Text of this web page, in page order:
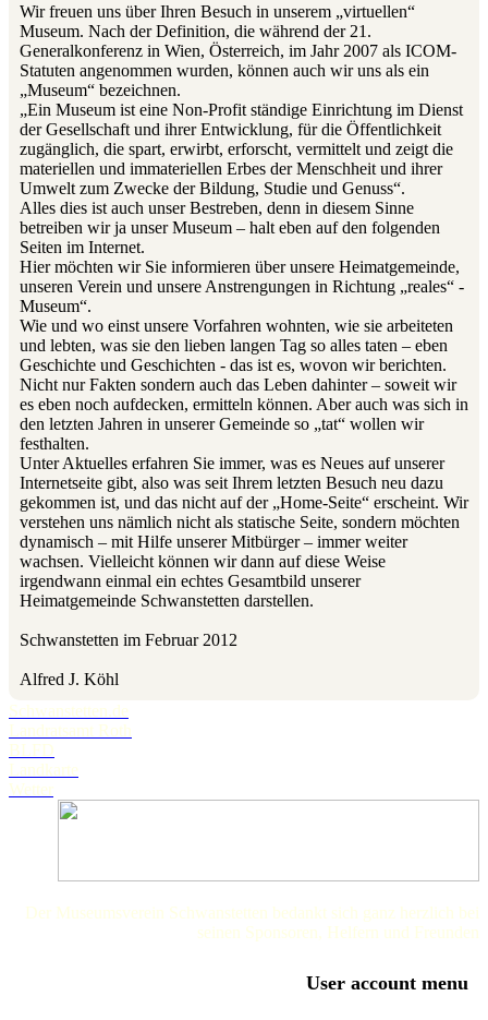
Wir freuen uns über Ihren Besuch in unserem „virtuellen“
Museum. Nach der Definition, die während der 21.
Generalkonferenz in Wien, Österreich, im Jahr 2007 als ICOM-
Statuten angenommen wurden, können auch wir uns als ein
„Museum“ bezeichnen.
„Ein Museum ist eine Non-Profit ständige Einrichtung im Dienst
der Gesellschaft und ihrer Entwicklung, für die Öffentlichkeit
zugänglich, die spart, erwirbt, erforscht, vermittelt und zeigt die
materiellen und immateriellen Erbes der Menschheit und ihrer
Umwelt zum Zwecke der Bildung, Studie und Genuss“.
Alles dies ist auch unser Bestreben, denn in diesem Sinne
betreiben wir ja unser Museum – halt eben auf den folgenden
Seiten im Internet.
Hier möchten wir Sie informieren über unsere Heimatgemeinde,
unseren Verein und unsere Anstrengungen in Richtung „reales“ -
Museum“.
Wie und wo einst unsere Vorfahren wohnten, wie sie arbeiteten
und lebten, was sie den lieben langen Tag so alles taten – eben
Geschichte und Geschichten - das ist es, wovon wir berichten.
Nicht nur Fakten sondern auch das Leben dahinter – soweit wir
es eben noch aufdecken, ermitteln können. Aber auch was sich in
den letzten Jahren in unserer Gemeinde so „tat“ wollen wir
festhalten.
Unter Aktuelles erfahren Sie immer, was es Neues auf unserer
Internetseite gibt, also was seit Ihrem letzten Besuch neu dazu
gekommen ist, und das nicht auf der „Home-Seite“ erscheint. Wir
verstehen uns nämlich nicht als statische Seite, sondern möchten
dynamisch – mit Hilfe unserer Mitbürger – immer weiter
wachsen. Vielleicht können wir dann auf diese Weise
irgendwann einmal ein echtes Gesamtbild unserer
Heimatgemeinde Schwanstetten darstellen.
Schwanstetten im Februar 2012
Alfred J. Köhl
Schwanstetten.de
Landratsamt Roth
BLFD
Landkarte
Wetter
Der Museumsverein Schwanstetten bedankt sich ganz herzlich bei
seinen Sponsoren, Helfern und Freunden
User account menu